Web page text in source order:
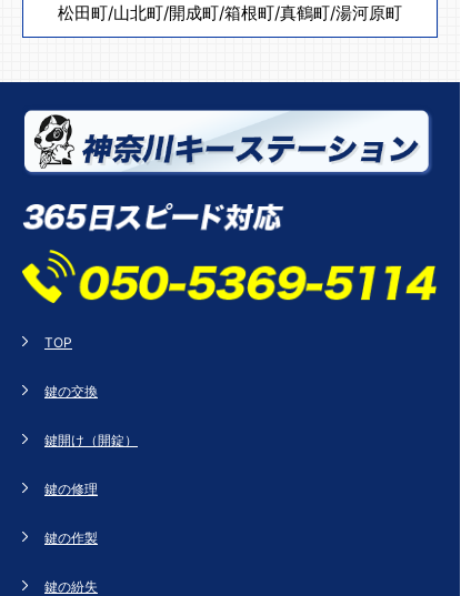
松田町/山北町/開成町/箱根町/真鶴町/湯河原町
TOP
鍵の交換
鍵開け（開錠）
鍵の修理
鍵の作製
鍵の紛失